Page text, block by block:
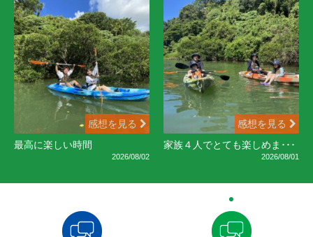
感想を見る
最高に楽しい時間
2026/08/02
感想を見る
家族４人でとても楽しめま･･･
2026/08/01